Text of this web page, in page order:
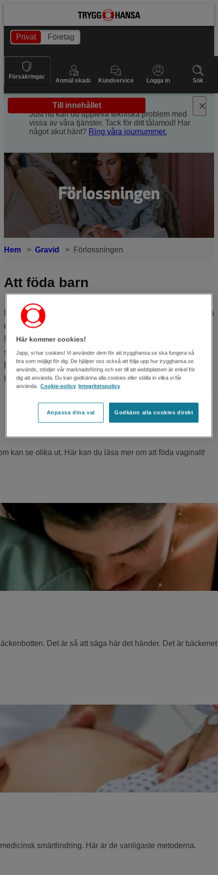
Till innehållet
Privat Företag
Försäkringar
Anmäl skada Kundservice Logga in Sök
Just nu kan du uppleva tekniska problem med
vissa av våra tjänster. Tack för ditt tålamod! Har
något akut hänt? Ring våra journummer.
Förlossningen
Hem Gravid Förlossningen
Att föda barn
Här får du kunskap som hjälper dig att förbereda
dig inför förlossningen. Vi går igenom
förlossningsförloppet, vilka
smärtlindringsalternativ som finns och hur ett
kejsarsnitt går till. Allt för att du ska känna dig
tryggare när det väl är dags.
kan se olika ut. Här kan du läsa mer om att föda vaginalt!
Det är så att säga här det händer. Det är
smärtlindring. Här är de vanligaste metoderna.
Här kommer cookies!
Japp, vi har cookies! Vi använder dem för att trygghansa.se ska fungera så
bra som möjligt för dig. De hjälper oss också att följa upp hur trygghansa.se
används, stödjer vår marknadsföring och ser till att webbplatsen är enkel för
dig att använda. Du kan godkänna alla cookies eller ställa in vilka vi får
använda. Cookie-policy Integritetspolicy
Anpassa dina val Godkänn alla cookies direkt